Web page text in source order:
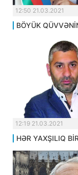
12:50 21.03.2021
BÖYÜK
12:19 21.03.2021
HƏR YAXŞILIQ